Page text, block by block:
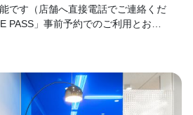
です（店舗へ直接電話でご連絡くだ
PASS」事前予約でのご利用とお伝
いお願い致します。